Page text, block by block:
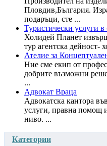
Пловдив,България.
подаръци, сте ...
Туристически услуги
Холидей Планет
тур агентска дейност-
Ателие за
Ние сме екип от
добрите възможни
...
Адвокат Враца
Адвокатска кантора
услуги, правна помощ
ниво. ...
Категории